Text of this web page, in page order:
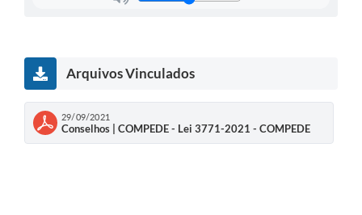
Arquivos Vinculados
29/09/2021
Conselhos | COMPEDE - Lei 3771-2021 - COMPEDE